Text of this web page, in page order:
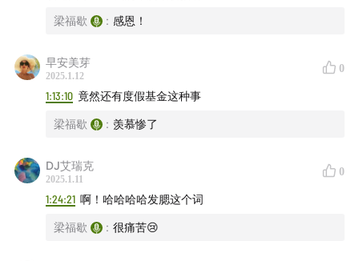
梁福歇 : 感恩！
早安美芽
2025.1.12
0
1:13:10 竟然还有度假基金这种事
梁福歇 : 羡慕惨了
DJ艾瑞克
2025.1.11
0
1:24:21 啊！哈哈哈哈发腮这个词
梁福歇 : 很痛苦😢